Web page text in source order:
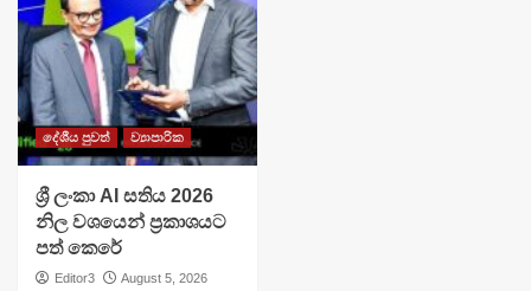
දේශීය පුවත් ව්‍යාපාරික
ශ්‍රී ලංකා AI සතිය 2026
නිල වශයෙන් ප්‍රකාශයට
පත් කෙරේ
Editor3
August 5, 2026